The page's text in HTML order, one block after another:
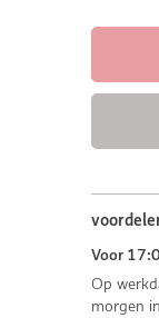
Voor
Op
morgen